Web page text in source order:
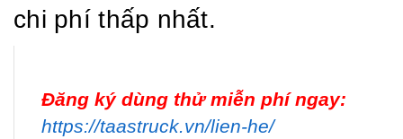
chi phí thấp nhất.
Đăng ký dùng thử miễn phí ngay:
https://taastruck.vn/lien-he/